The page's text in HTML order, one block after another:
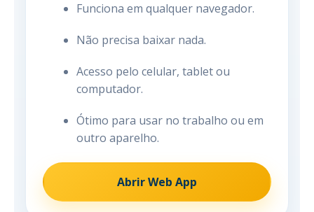
Funciona em qualquer navegador.
Não precisa baixar nada.
Acesso pelo celular, tablet ou
computador.
Ótimo para usar no trabalho ou em
outro aparelho.
Abrir Web App